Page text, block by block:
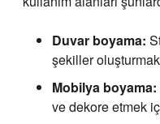
Duvar boyama:
şekiller
Mobilya boyama:
ve dekore etmek